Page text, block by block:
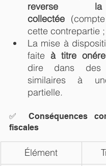
reverse
collectée
cette contrepartie ;
La mise à
faite à titre
dire dans des
similaires à
partielle.
✅ Conséquences
fiscales
Élément